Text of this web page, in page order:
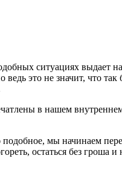
ситуациях выдает
это не значит, что так
в нашем
мы начинаем
остаться без гроша